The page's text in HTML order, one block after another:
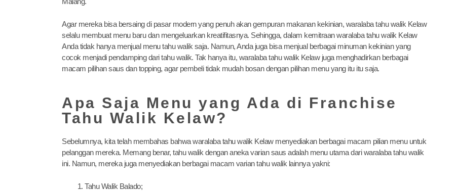
Agar mereka bisa bersaing di pasar modern yang penuh akan gempuran makanan kekinian, waralaba tahu walik Kelaw
selalu membuat menu baru dan mengeluarkan kreatifitasnya. Sehingga, dalam kemitraan waralaba tahu walik Kelaw
Anda tidak hanya menjual menu tahu walik saja. Namun, Anda juga bisa menjual berbagai minuman kekinian yang
cocok menjadi pendamping dari tahu walik. Tak hanya itu, waralaba tahu walik Kelaw juga menghadirkan berbagai
macam pilihan saus dan topping, agar pembeli tidak mudah bosan dengan pilihan menu yang itu itu saja.
Apa Saja Menu yang Ada di Franchise
Tahu Walik Kelaw?
Sebelumnya, kita telah membahas bahwa waralaba tahu walik Kelaw menyediakan berbagai macam pilian menu untuk
pelanggan mereka. Memang benar, tahu walik dengan aneka varian saus adalah menu utama dari waralaba tahu walik
ini. Namun, mereka juga menyediakan berbagai macam varian tahu walik lainnya yakni:
Tahu Walik Balado;